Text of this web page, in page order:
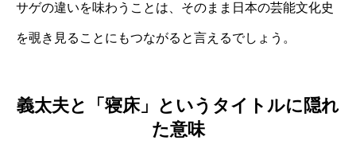
サゲの違いを味わうことは、そのまま日本の芸能文化史
を覗き見ることにもつながると言えるでしょう。
義太夫と「寝床」というタイトルに隠れ
た意味